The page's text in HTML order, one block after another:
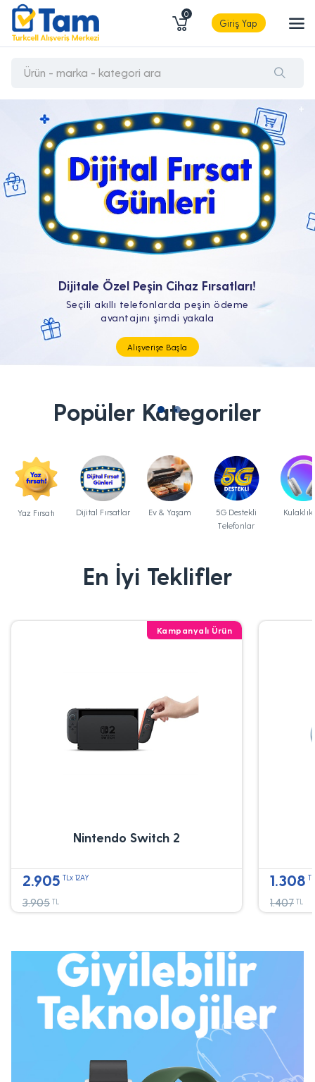
0
Giriş Yap
Tüm Teknolojik İhtiyaçların Tam'da
Popüler Kategoriler
Yaz Fırsatı Dijital Fırsatlar Ev & Yaşam
5G Destekli
Telefonlar
En İyi Teklifler
Kampanyalı Ürün
Nintendo Switch 2
2.905 TLx 12AY
3.905 TL
1.308
1.407 TL